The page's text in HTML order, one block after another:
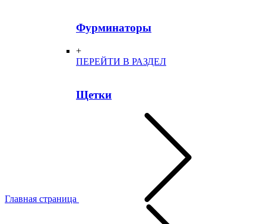
Фурминаторы
+
ПЕРЕЙТИ В РАЗДЕЛ
Щетки
Главная страница